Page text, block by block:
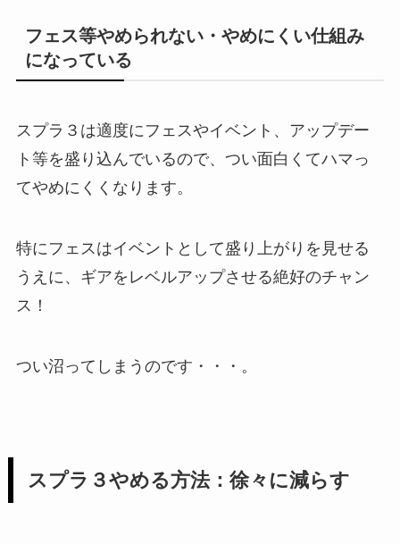
フェス等やめられない・やめにくい仕組み
になっている
スプラ３は適度にフェスやイベント、アップデー
ト等を盛り込んでいるので、つい面白くてハマっ
てやめにくくなります。
特にフェスはイベントとして盛り上がりを見せる
うえに、ギアをレベルアップさせる絶好のチャン
ス！
つい沼ってしまうのです・・・。
スプラ３やめる方法：徐々に減らす